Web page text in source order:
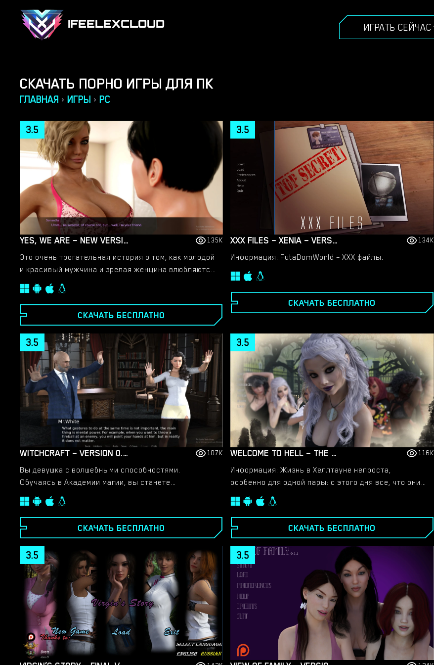
IFEELEXCLOUD ИГРАТЬ СЕЙЧАС
СКАЧАТЬ ПОРНО ИГРЫ ДЛЯ ПК
ГЛАВНАЯ › ИГРЫ › PC
YES, WE ARE – NEW VERSION 4 [TEAMOFONE]
3.5
135K
Это очень трогательная история о том, как молодой
и красивый мужчина и зрелая женщина влюбляются
друг в друга.​
СКАЧАТЬ БЕСПЛАТНО
XXX FILES – XENIA – VERSION 1.0 (FULL GAME) [FUTADOMWORLD]
3.5
134K
Информация: FutaDomWorld – XXX файлы.
СКАЧАТЬ БЕСПЛАТНО
WITCHCRAFT – VERSION 0.9.8P – ADDED ANDROID PORT [RED SILHOUETTE]
3.5
107K
Вы девушка с волшебными способностями.
Обучаясь в Академии магии, вы станете
сертифицированным магом. Игра представляет
собой смесь симулятора для девочек и ролевой
игры с событиями для взрослых.​
СКАЧАТЬ БЕСПЛАТНО
WELCOME TO HELL – THE VAMPIRE CHRONICLES – NEW VERSION 0.1.0 REMASTERED [NOOBPRO GAMES]
3.5
116K
Информация: Жизнь в Хеллтауне непроста,
особенно для одной пары: с этого дня все, что они
знали, изменится. Смерть нашла их в этом углу, и
возрождение приходит с огромной жаждой крови,
но некоторые скажут, что смерть прошла очень
хорошо!​
СКАЧАТЬ БЕСПЛАТНО
3.5 3.5